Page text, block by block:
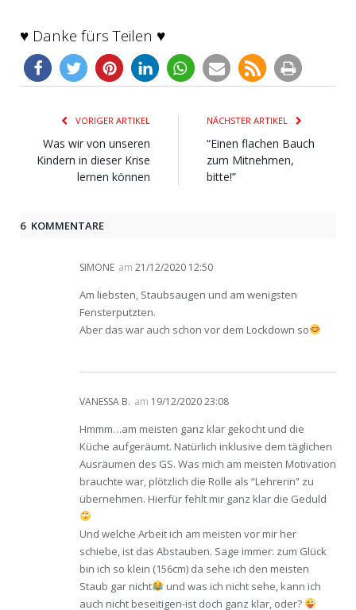
♥ Danke fürs Teilen ♥
VORIGER ARTIKEL
Was wir von unseren
Kindern in dieser Krise
lernen können
NÄCHSTER ARTIKEL
“Einen flachen Bauch
zum Mitnehmen,
bitte!”
6 KOMMENTARE
SIMONE am 21/12/2020 12:50
Am liebsten, Staubsaugen und am wenigsten
Fensterputzten.
Aber das war auch schon vor dem Lockdown so
VANESSA B. am 19/12/2020 23:08
Hmmm…am meisten ganz klar gekocht und die
Küche aufgeräumt. Natürlich inklusive dem täglichen
Ausräumen des GS. Was mich am meisten Motivation
brauchte war, plötzlich die Rolle als “Lehrerin” zu
übernehmen. Hierfür fehlt mir ganz klar die Geduld
Und welche Arbeit ich am meisten vor mir her
schiebe, ist das Abstauben. Sage immer: zum Glück
bin ich so klein (156cm) da sehe ich den meisten
Staub gar nicht
und was ich nicht sehe, kann ich
auch nicht beseitigen-ist doch ganz klar, oder?